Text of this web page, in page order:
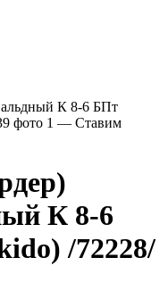
К 8-6
/72228/